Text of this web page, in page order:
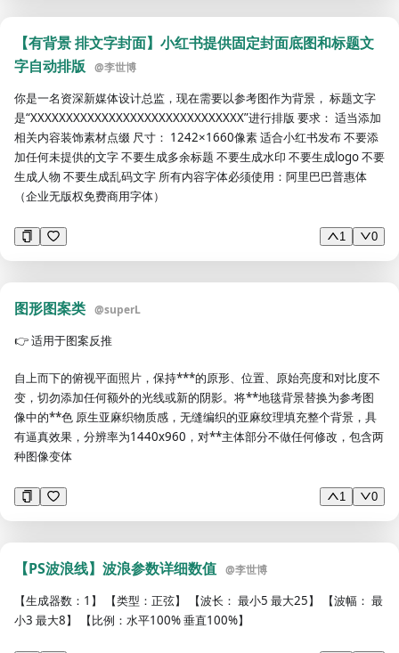
【有背景 排文字封面】小红书提供固定封面底图和标题文
字自动排版
@李世博
你是一名资深新媒体设计总监，现在需要以参考图作为背景， 标题文字
是“XXXXXXXXXXXXXXXXXXXXXXXXXXXXXX”进行排版 要求： 适当添加
相关内容装饰素材点缀 尺寸： 1242×1660像素 适合小红书发布 不要添
加任何未提供的文字 不要生成多余标题 不要生成水印 不要生成logo 不要
生成人物 不要生成乱码文字 所有内容字体必须使用：阿里巴巴普惠体
（企业无版权免费商用字体）
1 0
图形图案类 @superL
👉适用于图案反推
自上而下的俯视平面照片，保持***的原形、位置、原始亮度和对比度不
变，切勿添加任何额外的光线或新的阴影。将**地毯背景替换为参考图
像中的**色 原生亚麻织物质感，无缝编织的亚麻纹理填充整个背景，具
有逼真效果，分辨率为1440x960，对**主体部分不做任何修改，包含两
种图像变体
1 0
【PS波浪线】波浪参数详细数值 @李世博
【生成器数：1】 【类型：正弦】 【波长： 最小5 最大25】 【波幅： 最
小3 最大8】 【比例：水平100% 垂直100%】